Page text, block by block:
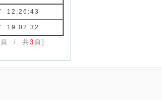
12:26:43
19:02:32
頁 / 共3 頁]